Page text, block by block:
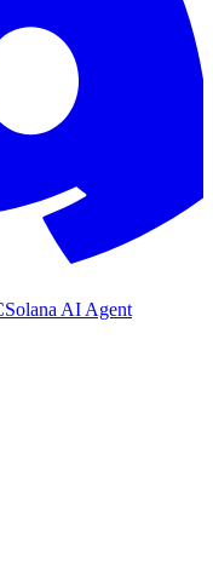
Solana AI Agent